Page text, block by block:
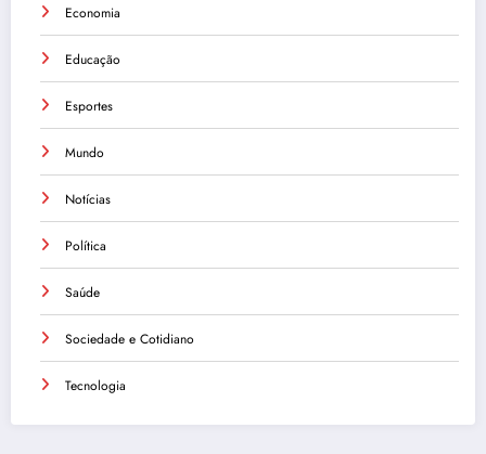
Economia
Educação
Esportes
Mundo
Notícias
Política
Saúde
Sociedade e Cotidiano
Tecnologia